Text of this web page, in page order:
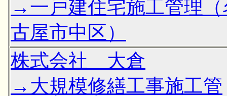
→一戸建住宅施工管理（
古屋市中区）
株式会社 大倉
→大規模修繕工事施工管